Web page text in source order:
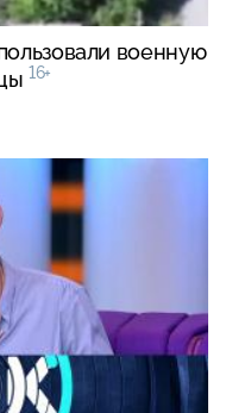
военную
16+